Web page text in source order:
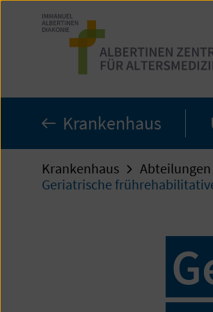
Zum
Seiteninhalt
Krankenhaus
Krankenhaus Abteilungen
Geriatrische